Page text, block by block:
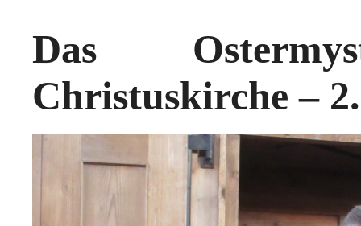
Das
Christuskirche –